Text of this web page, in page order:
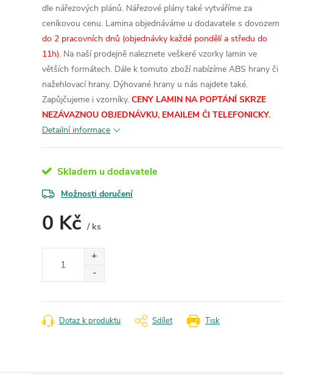
dle nářezových plánů. Nářezové plány také vytváříme za
ceníkovou cenu. Lamina objednáváme u dodavatele s dovozem
do 2 pracovních dnů (objednávky každé pondělí a středu do
11h). Na naší prodejně naleznete veškeré vzorky lamin ve
větších formátech. Dále k tomuto zboží nabízíme ABS hrany či
nažehlovací hrany. Dýhované hrany u nás najdete také.
Zapůjčujeme i vzorníky. CENY LAMIN NA POPTÁNÍ SKRZE
NEZÁVAZNOU OBJEDNÁVKU, EMAILEM ČI TELEFONICKY.
Detailní informace
Skladem u dodavatele
Možnosti doručení
0 Kč / ks
Tisk
Dotaz k produktu Sdílet